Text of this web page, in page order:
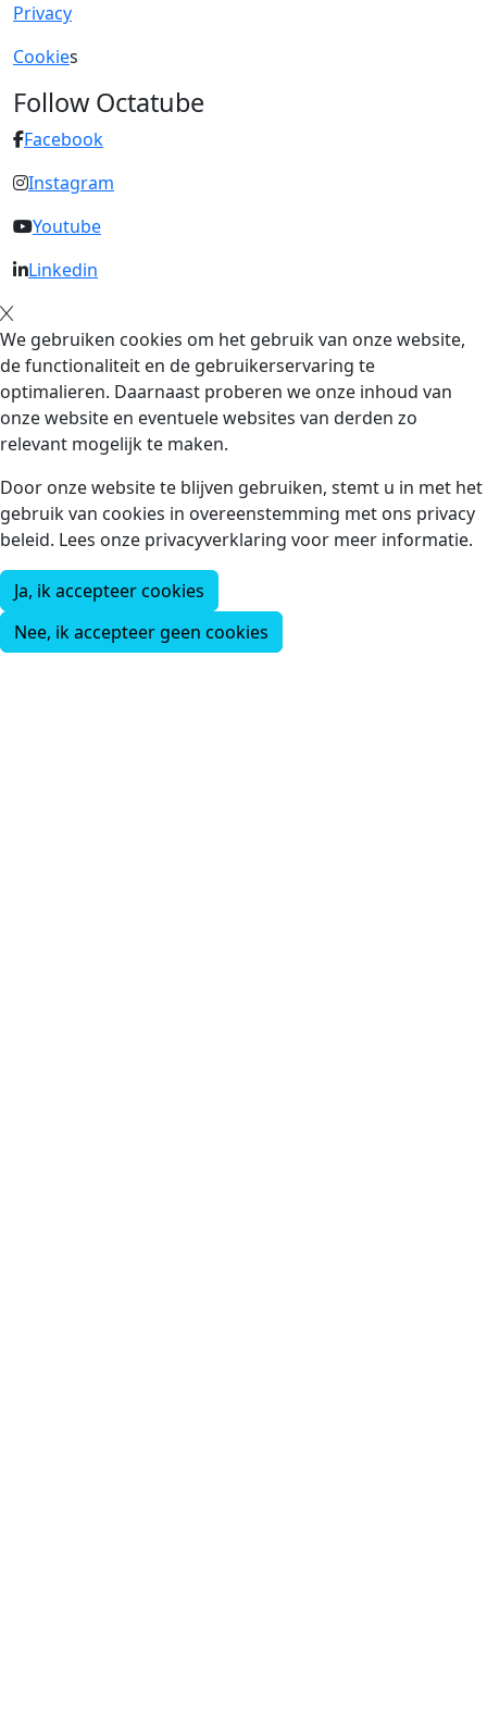
Privacy
Cookies
Follow Octatube
Facebook
Instagram
Youtube
Linkedin
We gebruiken cookies om het gebruik van onze website,
de functionaliteit en de gebruikerservaring te
optimalieren. Daarnaast proberen we onze inhoud van
onze website en eventuele websites van derden zo
relevant mogelijk te maken.
Door onze website te blijven gebruiken, stemt u in met het
gebruik van cookies in overeenstemming met ons privacy
beleid. Lees onze privacyverklaring voor meer informatie.
Ja, ik accepteer cookies
Nee, ik accepteer geen cookies